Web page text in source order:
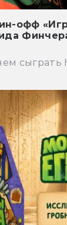
офф
сыграть